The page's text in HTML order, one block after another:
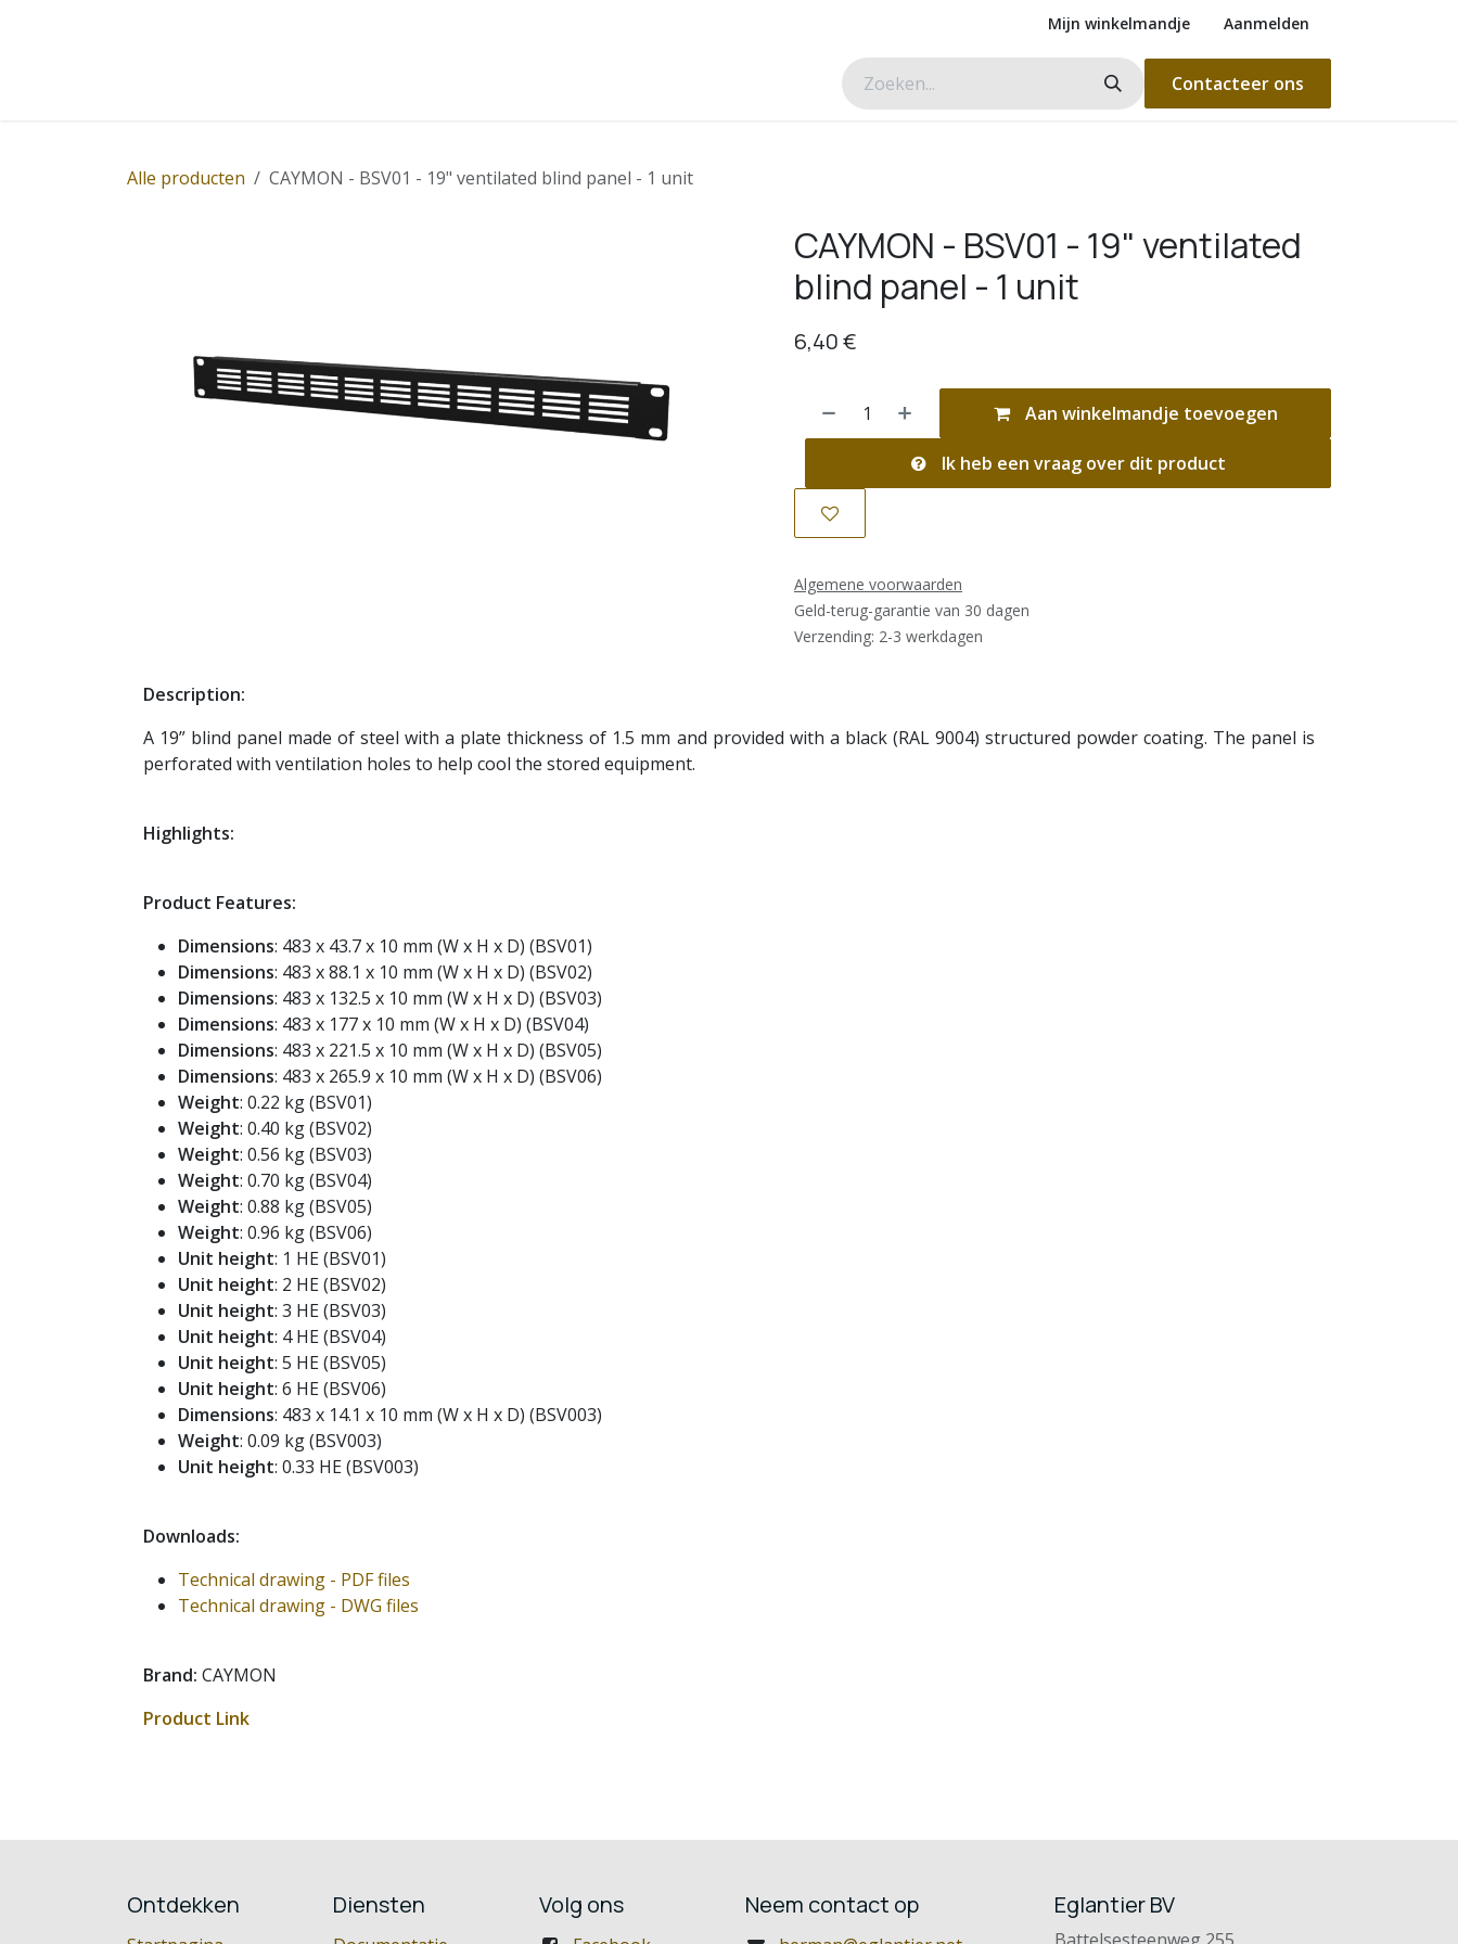
Mijn winkelmandje Aanmelden
Contacteer ons
Alle producten CAYMON - BSV01 - 19" ventilated blind panel - 1 unit
CAYMON - BSV01 - 19" ventilated
blind panel - 1 unit
6,40€
Aan winkelmandje toevoegen
Ik heb een vraag over dit product
Algemene voorwaarden
Geld-terug-garantie van 30 dagen
Verzending: 2-3 werkdagen
Description:
A 19” blind panel made of steel with a plate thickness of 1.5 mm and provided with a black (RAL 9004) structured powder coating. The panel is
perforated with ventilation holes to help cool the stored equipment.
Highlights:
Product Features:
Dimensions: 483 x 43.7 x 10 mm (W x H x D) (BSV01)
Dimensions: 483 x 88.1 x 10 mm (W x H x D) (BSV02)
Dimensions: 483 x 132.5 x 10 mm (W x H x D) (BSV03)
Dimensions: 483 x 177 x 10 mm (W x H x D) (BSV04)
Dimensions: 483 x 221.5 x 10 mm (W x H x D) (BSV05)
Dimensions: 483 x 265.9 x 10 mm (W x H x D) (BSV06)
Weight: 0.22 kg (BSV01)
Weight: 0.40 kg (BSV02)
Weight: 0.56 kg (BSV03)
Weight: 0.70 kg (BSV04)
Weight: 0.88 kg (BSV05)
Weight: 0.96 kg (BSV06)
Unit height: 1 HE (BSV01)
Unit height: 2 HE (BSV02)
Unit height: 3 HE (BSV03)
Unit height: 4 HE (BSV04)
Unit height: 5 HE (BSV05)
Unit height: 6 HE (BSV06)
Dimensions: 483 x 14.1 x 10 mm (W x H x D) (BSV003)
Weight: 0.09 kg (BSV003)
Unit height: 0.33 HE (BSV003)
Downloads:
Technical drawing - PDF files
Technical drawing - DWG files
Brand: CAYMON
Product Link
Ontdekken Diensten Volg ons Neem contact op Eglantier BV